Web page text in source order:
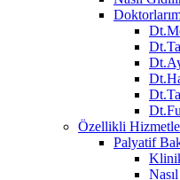
Özellikli
Palyatif